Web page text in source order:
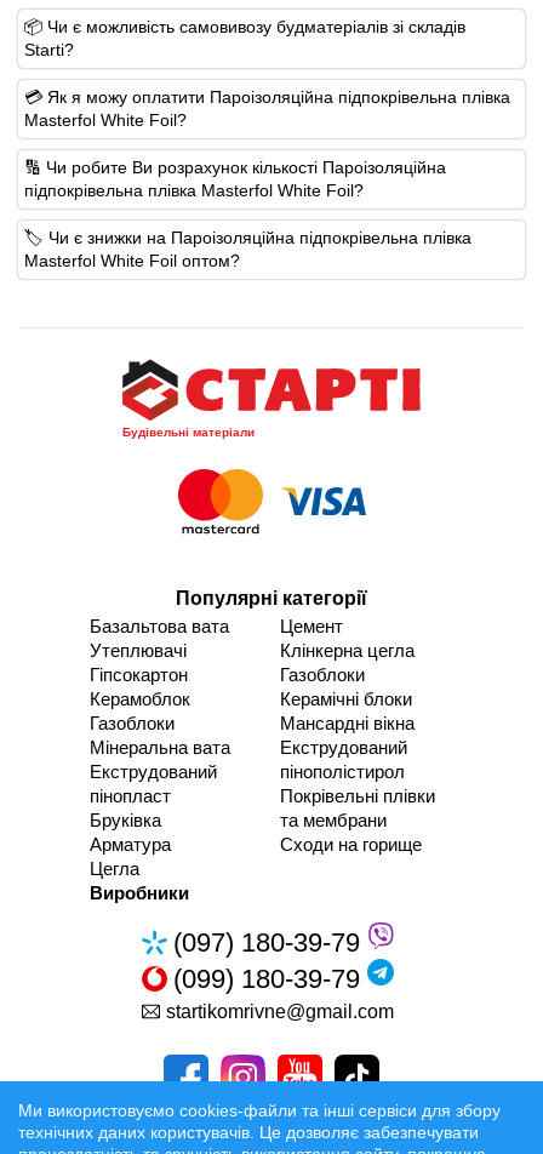
📦 Чи є можливість самовивозу будматеріалів зі складів
Starti?
💳 Як я можу оплатити Пароізоляційна підпокрівельна плівка
Masterfol White Foil?
🔢 Чи робите Ви розрахунок кількості Пароізоляційна
підпокрівельна плівка Masterfol White Foil?
🏷️ Чи є знижки на Пароізоляційна підпокрівельна плівка
Masterfol White Foil оптом?
Будівельні матеріали
Популярні категорії
Базальтова вата
Утеплювачі
Гіпсокартон
Керамоблок
Газоблоки
Мінеральна вата
Екструдований
пінопласт
Бруківка
Арматура
Цегла
Цемент
Клінкерна цегла
Газоблоки
Керамічні блоки
Мансардні вікна
Екструдований
пінополістирол
Покрівельні плівки
та мембрани
Сходи на горище
Виробники
(097) 180-39-79
(099) 180-39-79
startikomrivne@gmail.com
Ми використовуємо cookies-файли та інші сервіси для збору
технічних даних користувачів. Це дозволяє забезпечувати